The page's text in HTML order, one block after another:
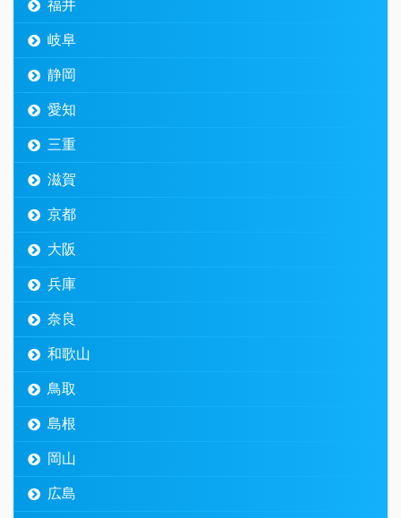
福井
岐阜
静岡
愛知
三重
滋賀
京都
大阪
兵庫
奈良
和歌山
鳥取
島根
岡山
広島